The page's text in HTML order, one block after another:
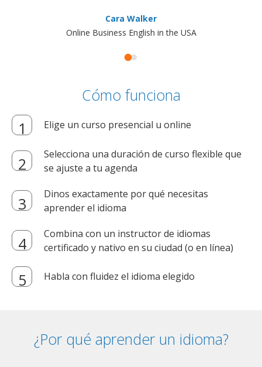
Cara Walker
Online Business English in the USA
Cómo funciona
Elige un curso presencial u online
Selecciona una duración de curso flexible que
se ajuste a tu agenda
Dinos exactamente por qué necesitas
aprender el idioma
Combina con un instructor de idiomas
certificado y nativo en su ciudad (o en línea)
Habla con fluidez el idioma elegido
¿Por qué aprender un idioma?